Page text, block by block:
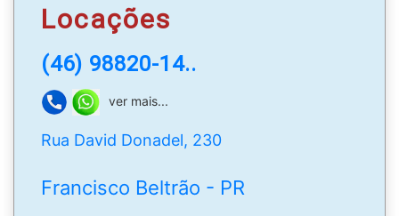
Locações
(46) 98820-14..
ver mais...
Rua David Donadel, 230
Francisco Beltrão - PR